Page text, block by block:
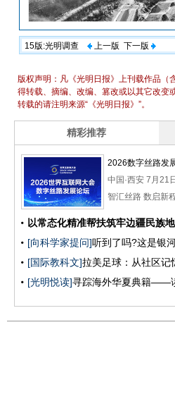
15版:光明调查 上一版 下一版